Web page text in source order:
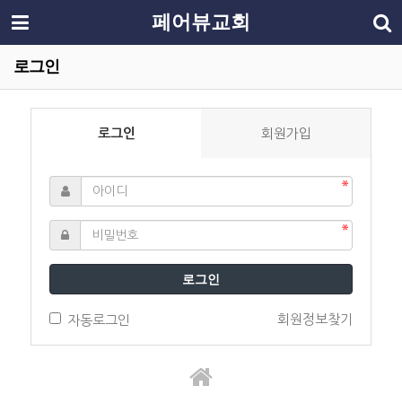
페어뷰교회
로그인
로그인 회원가입
로그인
자동로그인 회원정보찾기